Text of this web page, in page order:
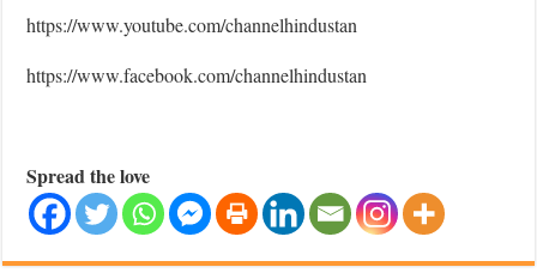
https://www.youtube.com/channelhindustan
https://www.facebook.com/channelhindustan
Spread the love